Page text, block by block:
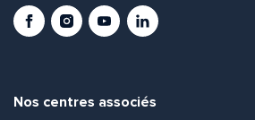
FacebookInstagramYoutubeLinkedIn
Nos centres associés